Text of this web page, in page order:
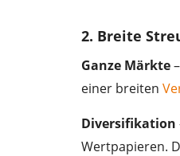
2. Breite
Ganze Märkte
einer breiten
Diversifikation
Wertpapieren.